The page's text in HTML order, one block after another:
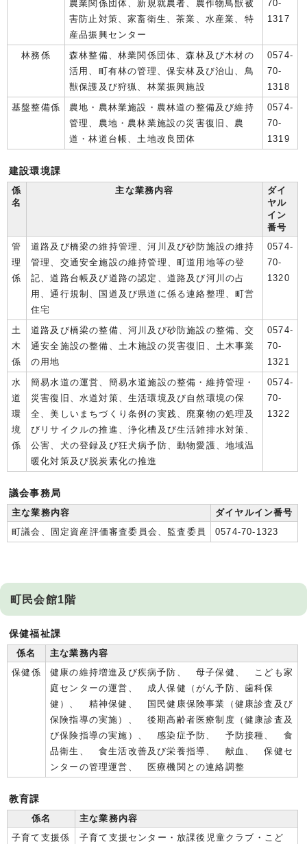
農業関係団体、新規就農者、農作物鳥獣被
害防止対策、家畜衛生、茶業、水産業、特
産品振興センター
70-
1317
林務係
森林整備、林業関係団体、森林及び木材の
活用、町有林の管理、保安林及び治山、鳥
獣保護及び狩猟、林業振興施設
0574-
70-
1318
基盤整備係
農地・農林業施設・農林道の整備及び維持
管理、農地・農林業施設の災害復旧、農
道・林道台帳、土地改良団体
0574-
70-
1319
建設環境課
係
名
主な業務内容
ダイ
ヤル
イン
番号
管
理
係
道路及び橋梁の維持管理、河川及び砂防施設の維持
管理、交通安全施設の維持管理、町道用地等の登
記、道路台帳及び道路の認定、道路及び河川の占
用、通行規制、国道及び県道に係る連絡整理、町営
住宅
0574-
70-
1320
土
木
係
道路及び橋梁の整備、河川及び砂防施設の整備、交
通安全施設の整備、土木施設の災害復旧、土木事業
の用地
0574-
70-
1321
水
道
環
境
係
簡易水道の運営、簡易水道施設の整備・維持管理・
災害復旧、水道対策、生活環境及び自然環境の保
全、美しいまちづくり条例の実践、廃棄物の処理及
びリサイクルの推進、浄化槽及び生活雑排水対策、
公害、犬の登録及び狂犬病予防、動物愛護、地域温
暖化対策及び脱炭素化の推進
0574-
70-
1322
議会事務局
主な業務内容
ダイヤルイン番号
町議会、固定資産評価審査委員会、監査委員
0574-70-1323
町民会館1階
保健福祉課
係名
主な業務内容
保健係
健康の維持増進及び疾病予防、 母子保健、 こども家
庭センターの運営、 成人保健（がん予防、歯科保
健）、 精神保健、 国民健康保険事業（健康診査及び
保険指導の実施）、 後期高齢者医療制度（健康診査及
び保険指導の実施）、 感染症予防、 予防接種、 食
品衛生、 食生活改善及び栄養指導、 献血、 保健セ
ンターの管理運営、 医療機関との連絡調整
教育課
係名
主な業務内容
子育て支援係
子育て支援センター・放課後児童クラブ・こど